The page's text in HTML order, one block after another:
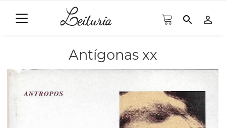
search person_outline
Antígonas xx